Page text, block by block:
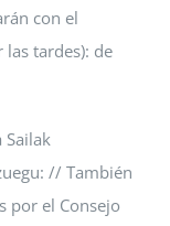
con el
tardes): de
Sailak
// También
por el Consejo